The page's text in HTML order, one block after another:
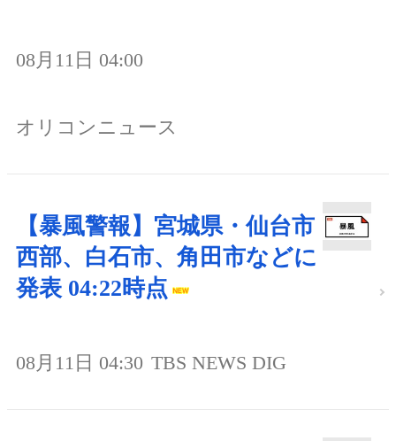
08月11日 04:00
オリコンニュース
【暴風警報】宮城県・仙台市
西部、白石市、角田市などに
発表 04:22時点
08月11日 04:30 TBS NEWS DIG